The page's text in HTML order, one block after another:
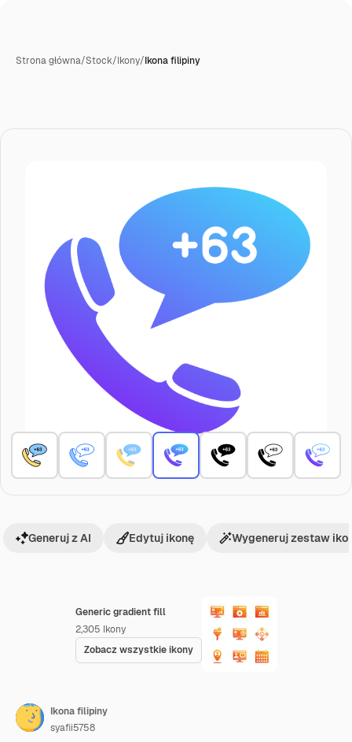
Strona główna/Stock/Ikony/Ikona filipiny
Generic gradient fill
2,305 Ikony
Zobacz wszystkie ikony
Generuj z AI Edytuj ikonę Wygeneruj zestaw
Ikona filipiny
syafii5758